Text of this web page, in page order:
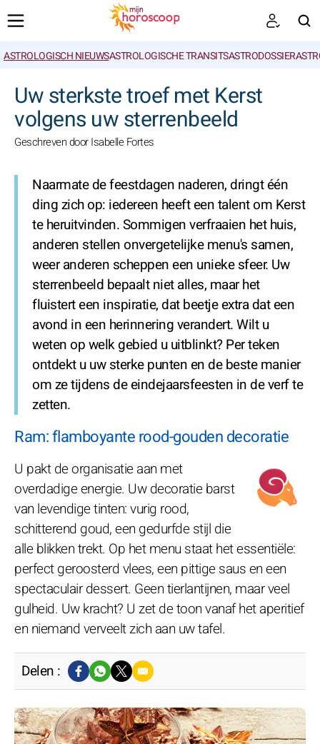
ASTROLOGISCH NIEUWSASTROLOGISCHE TRANSITSASTRODOSSIER
Uw sterkste troef met Kerst
volgens uw sterrenbeeld
Geschreven door Isabelle Fortes
Naarmate de feestdagen naderen, dringt één
ding zich op: iedereen heeft een talent om Kerst
te heruitvinden. Sommigen verfraaien het huis,
anderen stellen onvergetelijke menu's samen,
weer anderen scheppen een unieke sfeer. Uw
sterrenbeeld bepaalt niet alles, maar het
fluistert een inspiratie, dat beetje extra dat een
avond in een herinnering verandert. Wilt u
weten op welk gebied u uitblinkt? Per teken
ontdekt u uw sterke punten en de beste manier
om ze tijdens de eindejaarsfeesten in de verf te
zetten.
Ram: flamboyante rood-gouden decoratie
U pakt de organisatie aan met
overdadige energie. Uw decoratie barst
van levendige tinten: vurig rood,
schitterend goud, een gedurfde stijl die
alle blikken trekt. Op het menu staat het essentiële:
perfect geroosterd vlees, een pittige saus en een
spectaculair dessert. Geen tierlantijnen, maar veel
gulheid. Uw kracht? U zet de toon vanaf het aperitief
en niemand verveelt zich aan uw tafel.
Delen :